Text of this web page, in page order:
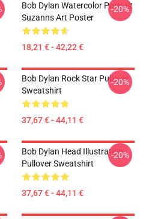
Bob Dylan Watercolor Portrait
Suzanns Art Poster
18,21 € - 42,22 €
-20%
Bob Dylan Rock Star Pullover
Sweatshirt
37,67 € - 44,11 €
-20%
Bob Dylan Head Illustration
Pullover Sweatshirt
37,67 € - 44,11 €
-20%